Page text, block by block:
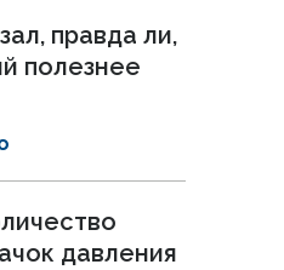
правда ли,
полезнее
давления